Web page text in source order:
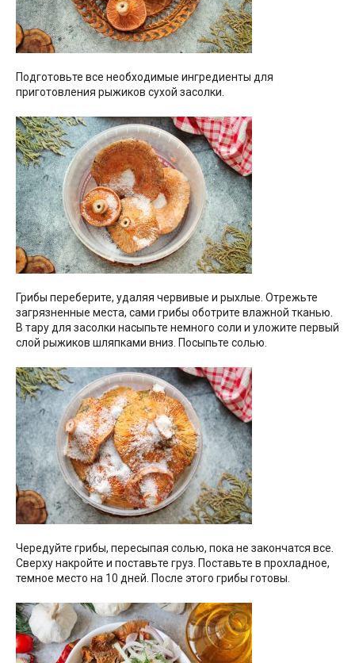
Подготовьте все необходимые ингредиенты для
приготовления рыжиков сухой засолки.
Грибы переберите, удаляя червивые и рыхлые. Отрежьте
загрязненные места, сами грибы оботрите влажной тканью.
В тару для засолки насыпьте немного соли и уложите первый
слой рыжиков шляпками вниз. Посыпьте солью.
Чередуйте грибы, пересыпая солью, пока не закончатся все.
Сверху накройте и поставьте груз. Поставьте в прохладное,
темное место на 10 дней. После этого грибы готовы.